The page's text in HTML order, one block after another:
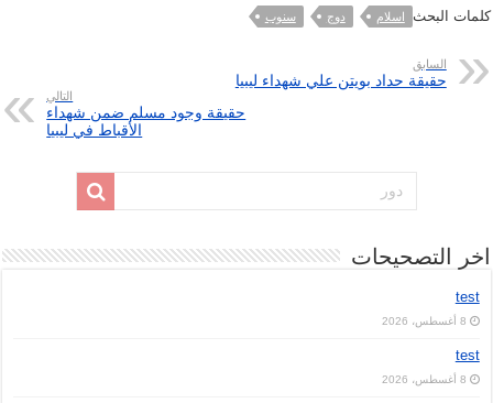
كلمات البحث اسلام دوج سنوب
السابق
حقيقة حداد بويتن علي شهداء ليبيا
التالي
حقيقة وجود مسلم ضمن شهداء
الأقباط في ليبيا
اخر التصحيحات
test
8 أغسطس، 2026
test
8 أغسطس، 2026